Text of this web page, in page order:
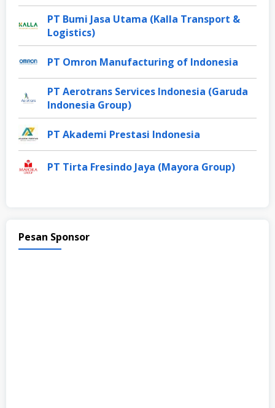
PT Bumi Jasa Utama (Kalla Transport &
Logistics)
PT Omron Manufacturing of Indonesia
PT Aerotrans Services Indonesia (Garuda
Indonesia Group)
PT Akademi Prestasi Indonesia
PT Tirta Fresindo Jaya (Mayora Group)
Pesan Sponsor